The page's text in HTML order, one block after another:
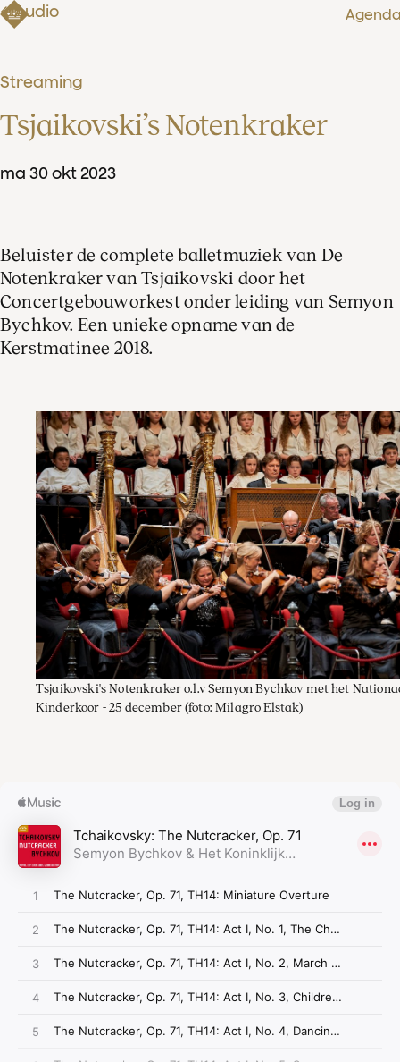
Audio
Streaming
Tsjaikovski’s Notenkraker
ma 30 okt 2023
Beluister de complete balletmuziek van De
Notenkraker van Tsjaikovski door het
Concertgebouworkest onder leiding van Semyon
Bychkov. Een unieke opname van de
Kerstmatinee 2018.
Tsjaikovski's Notenkraker o.l.v Semyon Bychkov met het
Kinderkoor - 25 december (foto: Milagro Elstak)